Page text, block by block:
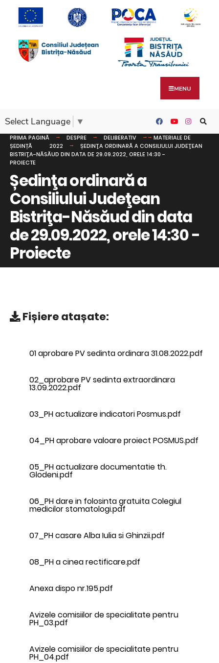
MENU
Select Language ▼
PRIMA PAGINĂ DESPRE DELIBERATIV
MATERIALE DE
ȘEDINȚĂ
2022
ȘEDINŢA ORDINARĂ A CONSILIULUI JUDEŢEAN
BISTRIŢA-NĂSĂUD DIN DATA DE 29.09.2022, ORELE 14:30 -
PROIECTE
Ședinţa ordinară a
Consiliului Judeţean
Bistriţa-Năsăud din data
de 29.09.2022, orele 14:30 -
Proiecte
Fișiere atașate:
01 aprobare PV sedinta ordinara 31.08.2022.pdf
02_aprobare PV sedinta extraordinara
13.09.2022.pdf
03_PH actualizare indicatori Posmus.pdf
04_PH aprobare valoare proiect POSMUS.pdf
05_PH actualizare documentatie th.
Glodeni.pdf
06_PH dare in folosinta gratuita Colegiul
medicilor stomatologi.pdf
07_PH casare Alba Iulia si Ghinzii.pdf
08_PH a cinea rectificare.pdf
Anexa dispo nr.195.pdf
Avizele comisiilor de specialitate pentru
PH_03.pdf
Avizele comisiilor de specialitate pentru
PH_04.pdf